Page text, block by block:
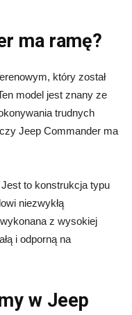
ma ramę?
który został
model jest znany ze
trudnych
Jeep Commander ma
to konstrukcja typu
niezwykłą
z wysokiej
i odporną na
w Jeep